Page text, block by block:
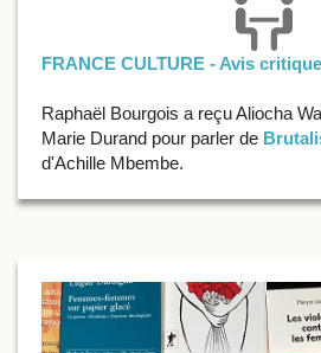
FRANCE CULTURE - Avis critique
Raphaël Bourgois a reçu Aliocha
Marie Durand pour parler de
d'Achille Mbembe.